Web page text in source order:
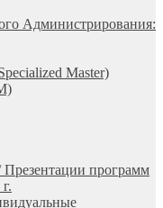
Администрирования:
Master)
программ